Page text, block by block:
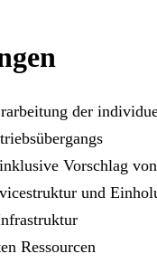
der
Vorschlag
und
Ressourcen